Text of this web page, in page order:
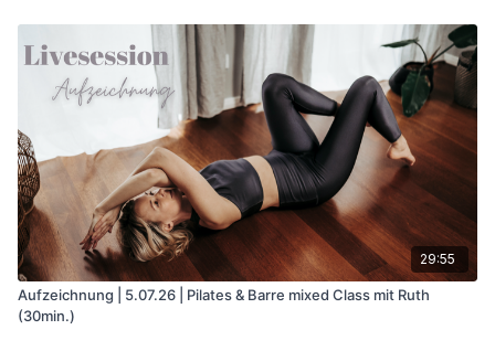
29:55
Aufzeichnung | 5.07.26 | Pilates & Barre mixed Class mit Ruth
(30min.)